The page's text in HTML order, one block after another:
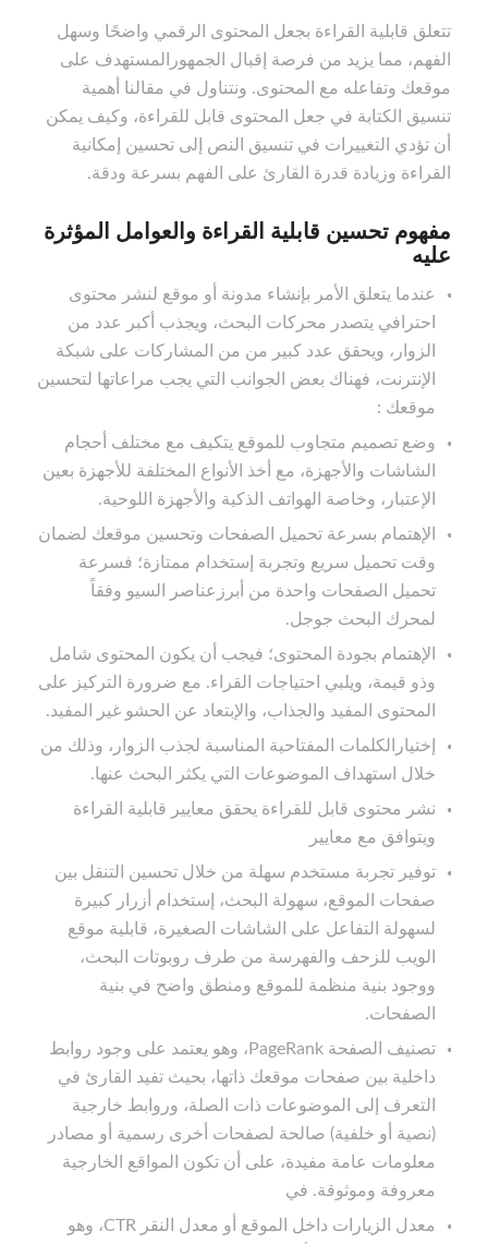
تتعلق قابلية القراءة بجعل المحتوى الرقمي واضحًا وسهل
الفهم، مما يزيد من فرصة إقبال الجمهورالمستهدف على
موقعك وتفاعله مع المحتوى. ونتناول في مقالنا أهمية
تنسيق الكتابة في جعل المحتوى قابل للقراءة، وكيف يمكن
أن تؤدي التغييرات في تنسيق النص إلى تحسين إمكانية
القراءة وزيادة قدرة القارئ على الفهم بسرعة ودقة.
مفهوم تحسين قابلية القراءة والعوامل المؤثرة
عليه
عندما يتعلق الأمر بإنشاء مدونة أو موقع لنشر محتوى
احترافي يتصدر محركات البحث، ويجذب أكبر عدد من
الزوار، ويحقق عدد كبير من من المشاركات على شبكة
الإنترنت، فهناك بعض الجوانب التي يجب مراعاتها لتحسين
موقعك :
وضع تصميم متجاوب للموقع يتكيف مع مختلف أحجام
الشاشات والأجهزة، مع أخذ الأنواع المختلفة للأجهزة بعين
الإعتبار، وخاصة الهواتف الذكية والأجهزة اللوحية.
الإهتمام بسرعة تحميل الصفحات وتحسين موقعك لضمان
وقت تحميل سريع وتجربة إستخدام ممتازة؛ فسرعة
تحميل الصفحات واحدة من أبرزعناصر السيو وفقاً
لمحرك البحث جوجل.
الإهتمام بجودة المحتوى؛ فيجب أن يكون المحتوى شامل
وذو قيمة، ويلبي احتياجات القراء. مع ضرورة التركيز على
المحتوى المفيد والجذاب، والإبتعاد عن الحشو غير المفيد.
إختيارالكلمات المفتاحية المناسبة لجذب الزوار، وذلك من
خلال استهداف الموضوعات التي يكثر البحث عنها.
نشر محتوى قابل للقراءة يحقق معايير قابلية القراءة
ويتوافق مع معايير
توفير تجربة مستخدم سهلة من خلال تحسين التنقل بين
صفحات الموقع، سهولة البحث، إستخدام أزرار كبيرة
لسهولة التفاعل على الشاشات الصغيرة، قابلية موقع
الويب للزحف والفهرسة من طرف روبوتات البحث،
ووجود بنية منظمة للموقع ومنطق واضح في بنية
الصفحات.
تصنيف الصفحة PageRank، وهو يعتمد على وجود روابط
داخلية بين صفحات موقعك ذاتها، بحيث تفيد القارئ في
التعرف إلى الموضوعات ذات الصلة، وروابط خارجية
(نصية أو خلفية) صالحة لصفحات أخرى رسمية أو مصادر
معلومات عامة مفيدة، على أن تكون المواقع الخارجية
معروفة وموثوقة. في
معدل الزيارات داخل الموقع أو معدل النقر CTR، وهو